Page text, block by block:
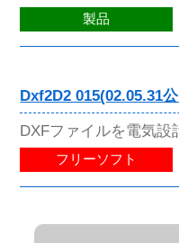
製品
Dxf2D2 015(02.05.31
DXFファイルを電気設
フリーソフト